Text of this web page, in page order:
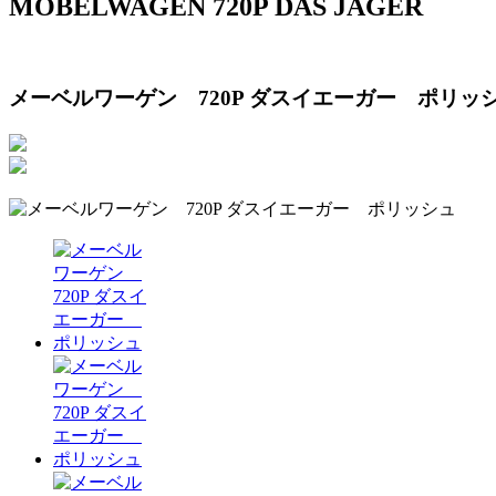
MÖBELWAGEN 720P DAS JAGER
メーベルワーゲン 720P ダスイエーガー ポリッ